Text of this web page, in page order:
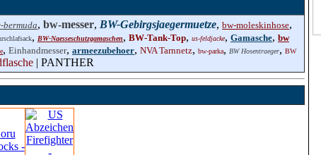
bermuda, bw-messer, BW-Gebirgsjaegermuetze, bw-moleskinhose,
, BW-Naesseschutzgamaschen, BW-Tank-Top, us-feldjacke, Gamasche, bw
, Einhandmesser, armeezubehoer, NVA Tarnnetz, bw-parka, BW Hosentraeger, BW
| PANTHER